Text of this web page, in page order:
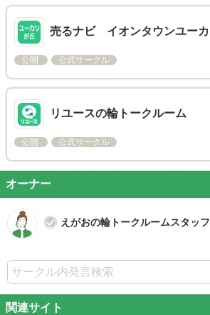
売るナビ イオンタウンユー
公開 公式サークル
リユースの輪トークルーム
公開 公式サークル
オーナー
えがおの輪トークルームスタッフ
関連サイト